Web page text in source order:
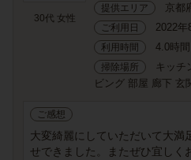
30代 女性
提供エリア 京都
ご利用日 2022年
利用時間 4.0時間
掃除場所
キッチ
ビング 部屋 廊下 玄
ご感想
大変綺麗にしていただいて大満
せできました。またぜひ宜しく